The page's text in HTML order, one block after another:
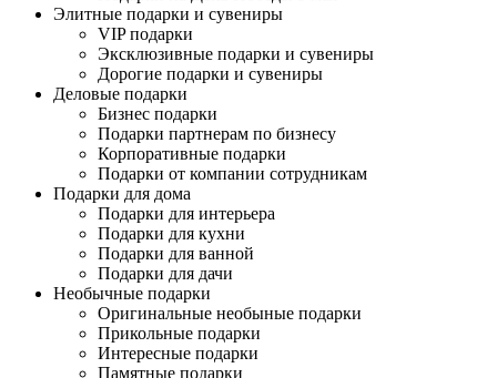
Элитные подарки и сувениры
VIP подарки
Эксклюзивные подарки и сувениры
Дорогие подарки и сувениры
Деловые подарки
Бизнес подарки
Подарки партнерам по бизнесу
Корпоративные подарки
Подарки от компании сотрудникам
Подарки для дома
Подарки для интерьера
Подарки для кухни
Подарки для ванной
Подарки для дачи
Необычные подарки
Оригинальные необыные подарки
Прикольные подарки
Интересные подарки
Памятные подарки